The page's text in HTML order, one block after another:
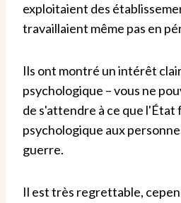
exploitaient des
travaillaient même pas en
Ils ont montré un intérêt
psychologique – vous ne
de s'attendre à ce que l'État
psychologique aux
guerre.
Il est très regrettable,